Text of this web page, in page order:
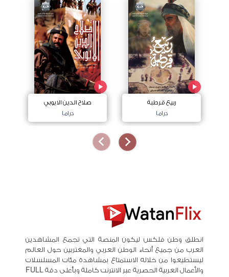
ربيع قرطبة
دراما
صلاح الدين الايوبي
دراما
انطلق وطن فلكس ليكون المنصة التي تجمع المشاهدين
العرب من جميع أنحاء الوطن العربي والمغتربين حول العالم
ليستطيعوا من خلاله الاستمتاع بمشاهدة مئات المسلسلات
والأعمال العربية الحصرية عبر الانترنت كاملة وبأعلى دقة FULL